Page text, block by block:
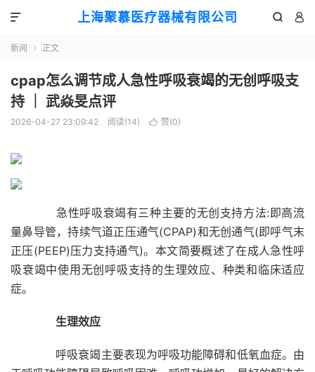
上海聚慕医疗器械有限公司  

新闻  正文
cpap怎么调节成人急性呼吸衰竭的无创呼吸支
持 ｜ 武焱旻点评
2026-04-27 23:09:42 阅读(14)  赞(0)
急性呼吸衰竭有三种主要的无创支持方法:即高流
量鼻导管，持续气道正压通气(CPAP)和无创通气(即呼气末
正压(PEEP)压力支持通气)。本文简要概述了在成人急性呼
吸衰竭中使用无创呼吸支持的生理效应、种类和临床适应
症。
生理效应
呼吸衰竭主要表现为呼吸功能障碍和低氧血症。由